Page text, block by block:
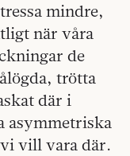
mindre,
när våra
de
trötta
där i
asymmetriska
vill vara där.